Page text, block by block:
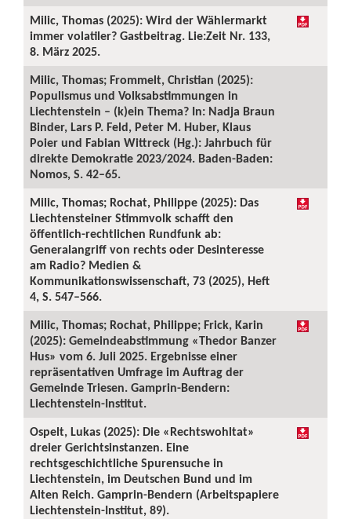
Milic, Thomas (2025): Wird der Wählermarkt
immer volatiler? Gastbeitrag. Lie:Zeit Nr. 133,
8. März 2025.
Milic, Thomas; Frommelt, Christian (2025):
Populismus und Volksabstimmungen in
Liechtenstein – (k)ein Thema? In: Nadja Braun
Binder, Lars P. Feld, Peter M. Huber, Klaus
Poier und Fabian Wittreck (Hg.): Jahrbuch für
direkte Demokratie 2023/2024. Baden-Baden:
Nomos, S. 42–65.
Milic, Thomas; Rochat, Philippe (2025): Das
Liechtensteiner Stimmvolk schafft den
öffentlich-rechtlichen Rundfunk ab:
Generalangriff von rechts oder Desinteresse
am Radio? Medien &
Kommunikationswissenschaft, 73 (2025), Heft
4, S. 547–566.
Milic, Thomas; Rochat, Philippe; Frick, Karin
(2025): Gemeindeabstimmung «Thedor Banzer
Hus» vom 6. Juli 2025. Ergebnisse einer
repräsentativen Umfrage im Auftrag der
Gemeinde Triesen. Gamprin-Bendern:
Liechtenstein-Institut.
Ospelt, Lukas (2025): Die «Rechtswohltat»
dreier Gerichtsinstanzen. Eine
rechtsgeschichtliche Spurensuche in
Liechtenstein, im Deutschen Bund und im
Alten Reich. Gamprin-Bendern (Arbeitspapiere
Liechtenstein-Institut, 89).